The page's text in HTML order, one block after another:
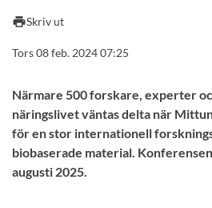
printSkriv ut
Tors 08 feb. 2024 07:25
Närmare 500 forskare, experter
näringslivet väntas delta när
för en stor internationell
biobaserade material.
augusti 2025.